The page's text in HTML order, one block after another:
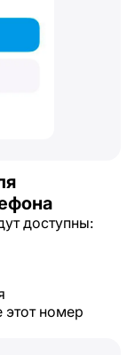
доступны:
этот номер